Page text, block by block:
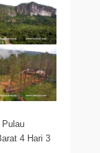
Pulau
4 Hari 3